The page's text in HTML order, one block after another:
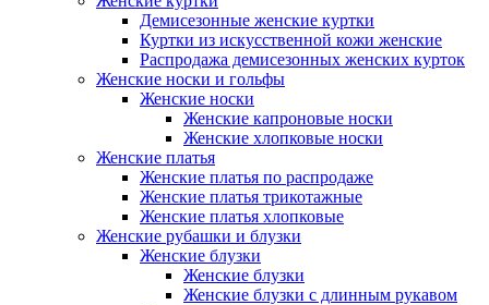
Демисезонные женские куртки
Куртки из искусственной кожи женские
Распродажа демисезонных женских курток
Женские носки и гольфы
Женские носки
Женские капроновые носки
Женские хлопковые носки
Женские платья
Женские платья по распродаже
Женские платья трикотажные
Женские платья хлопковые
Женские рубашки и блузки
Женские блузки
Женские блузки
Женские блузки с длинным рукавом